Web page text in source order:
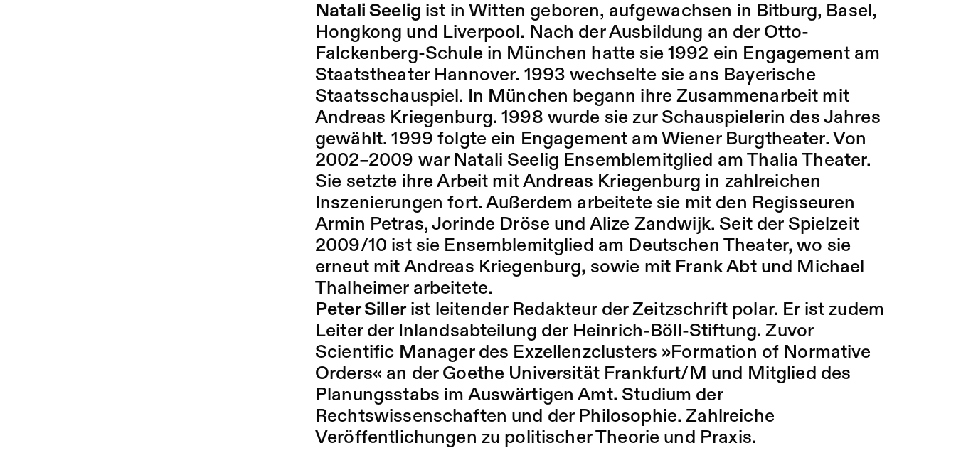
Natali Seelig ist in Witten geboren, aufgewachsen in Bitburg, Basel,
Hongkong und Liverpool. Nach der Ausbildung an der Otto-
Falckenberg-Schule in München hatte sie 1992 ein Engagement am
Staatstheater Hannover. 1993 wechselte sie ans Bayerische
Staatsschauspiel. In München begann ihre Zusammenarbeit mit
Andreas Kriegenburg. 1998 wurde sie zur Schauspielerin des Jahres
gewählt. 1999 folgte ein Engagement am Wiener Burgtheater. Von
2002–2009 war Natali Seelig Ensemblemitglied am Thalia Theater.
Sie setzte ihre Arbeit mit Andreas Kriegenburg in zahlreichen
Inszenierungen fort. Außerdem arbeitete sie mit den Regisseuren
Armin Petras, Jorinde Dröse und Alize Zandwijk. Seit der Spielzeit
2009/10 ist sie Ensemblemitglied am Deutschen Theater, wo sie
erneut mit Andreas Kriegenburg, sowie mit Frank Abt und Michael
Thalheimer arbeitete.
Peter Sillerist leitender Redakteur der Zeitzschrift polar. Er ist zudem
Leiter der Inlandsabteilung der Heinrich-Böll-Stiftung. Zuvor
Scientific Manager des Exzellenzclusters »Formation of Normative
Orders« an der Goethe Universität Frankfurt/M und Mitglied des
Planungsstabs im Auswärtigen Amt. Studium der
Rechtswissenschaften und der Philosophie. Zahlreiche
Veröffentlichungen zu politischer Theorie und Praxis.